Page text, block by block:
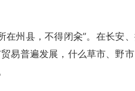
在州县，不得闭籴”。在长安
易普遍发展，什么草市、野市